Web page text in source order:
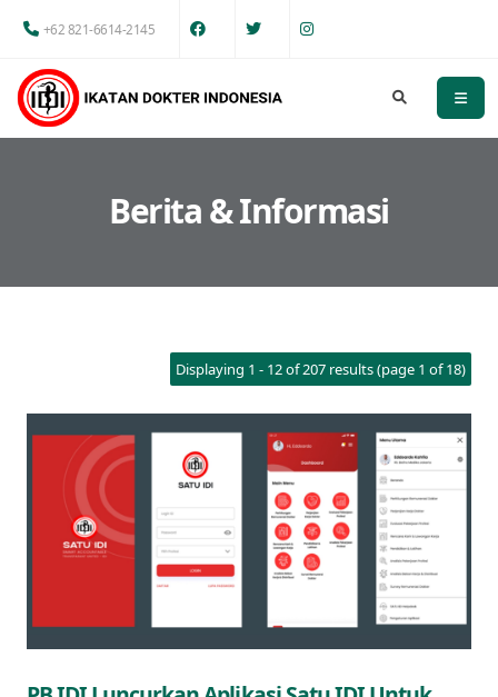
+62 821-6614-2145
Berita & Informasi
Displaying 1 - 12 of 207 results (page 1 of 18)